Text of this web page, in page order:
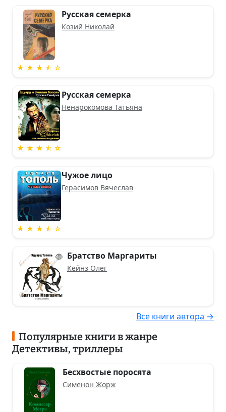
★ ★ ★ ⯪ ☆
Русская семерка
Козий Николай
★ ★ ★ ⯪ ☆
Русская семерка
Ненарокомова Татьяна
★ ★ ★ ⯪ ☆
Чужое лицо
Герасимов Вячеслав
Братство Маргариты
Кейнз Олег
Все книги автора →
Популярные книги в жанре
Детективы, триллеры
Бесхвостые поросята
Сименон Жорж